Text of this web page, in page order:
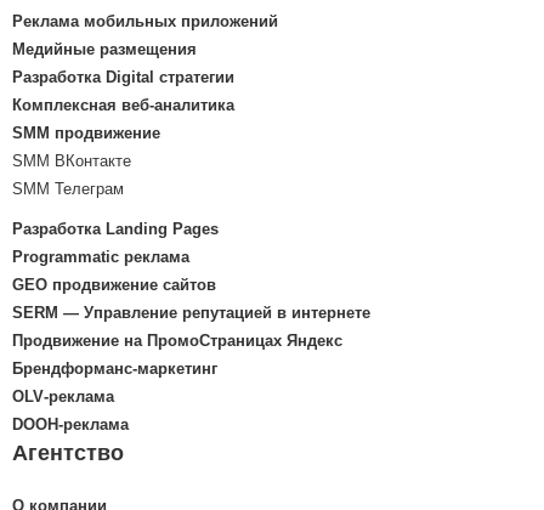
Реклама мобильных приложений
Медийные размещения
Разработка Digital стратегии
Комплексная веб-аналитика
SMM продвижение
SMM ВКонтакте
SMM Телеграм
Разработка Landing Pages
Programmatic реклама
GEO продвижение сайтов
SERM — Управление репутацией в интернете
Продвижение на ПромоСтраницах Яндекс
Брендформанс-маркетинг
OLV‑реклама
DOOH‑реклама
Агентство
О компании